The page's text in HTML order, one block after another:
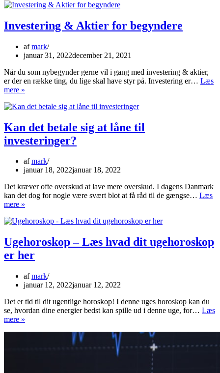
investeringsmål,
bidrager
til
succes
Investering & Aktier for begyndere
afmark
januar 31, 2022december 21, 2021
Når du som nybegynder gerne vil i gang med investering & aktier,
er der en række ting, du lige skal have styr på. Investering er… Læs
mere »
Aktier
begyndere
Kan det betale sig at låne til
investeringer?
afmark
januar 18, 2022januar 18, 2022
Det kræver ofte overskud at lave mere overskud. I dagens Danmark
kan det dog for nogle være svært blot at få råd til de gængse… Læs
mere »
betale
at
låne
til
Ugehoroskop – Læs hvad dit ugehoroskop
er her
afmark
januar 12, 2022januar 12, 2022
Det er tid til dit ugentlige horoskop! I denne uges horoskop kan du
se, hvordan dine energier bedst kan spille ud i denne uge, for… Læs
mere »